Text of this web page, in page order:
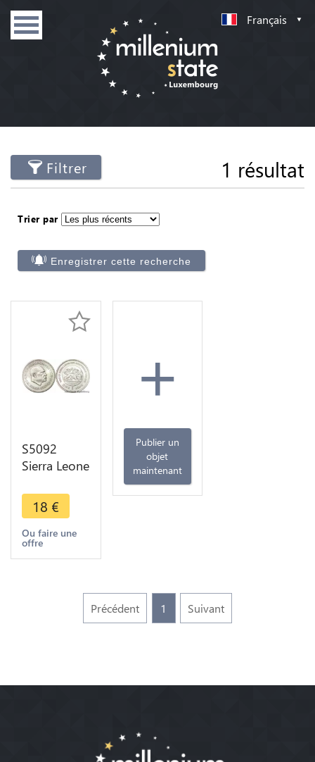
Français
Filtrer 1 résultat
Trier par
Enregistrer cette recherche
S5092
Sierra Leone
Dr. Siaka
Stevens
1974 Lion
UNC - Faire
18 €
Ou faire une
offre
+
Publier un
objet
maintenant
Précédent 1 Suivant